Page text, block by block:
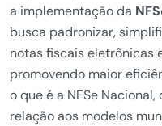
a implementação da
busca padronizar,
notas fiscais eletrônicas
promovendo maior
o que é a NFSe
relação aos modelos